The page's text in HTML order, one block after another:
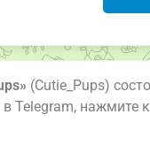
(Cutie_Pups)
в Telegram, нажмите